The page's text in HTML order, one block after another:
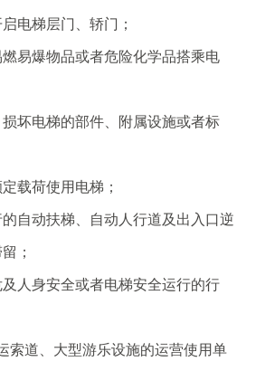
梯层门、轿门；
爆物品或者危险化学品搭乘电
电梯的部件、附属设施或者标
荷使用电梯；
动扶梯、自动人行道及出入口逆
；
身安全或者电梯安全运行的行
道、大型游乐设施的运营使用单